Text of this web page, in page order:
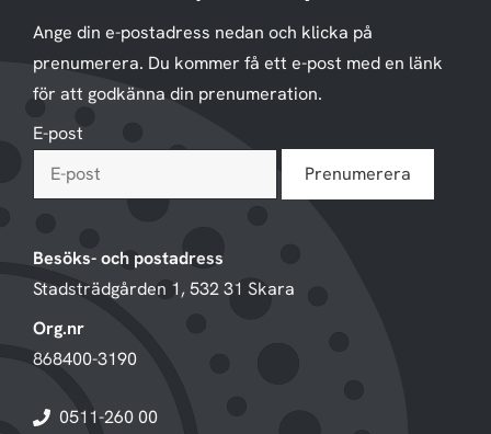
Ange din e-postadress nedan och klicka på
prenumerera. Du kommer få ett e-post med en länk
för att godkänna din prenumeration.
E-post
Besöks- och postadress
Stadsträdgården 1, 532 31 Skara
Org.nr
868400-3190
0511-260 00